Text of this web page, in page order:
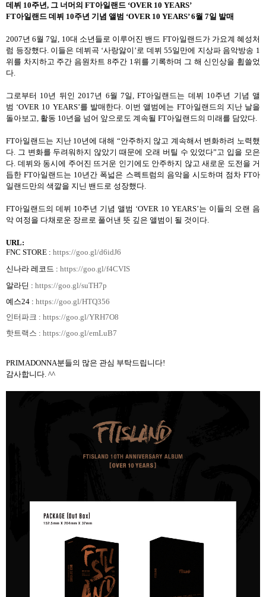
데뷔 10주년, 그 너머의 FT아일랜드 ‘OVER 10 YEARS’
FT아일랜드 데뷔 10주년 기념 앨범 ‘OVER 10 YEARS’ 6월 7일 발매
2007년 6월 7일, 10대 소년들로 이루어진 밴드 FT아일랜드가 가요계 혜성처
럼 등장했다. 이들은 데뷔곡 ‘사랑앓이 ’로 데뷔 55일만에 지상파 음악방송 1
위를 차지하고 주간 음원차트 8주간1위를 기록하며 그 해 신인상을 휩쓸었
다.
그로부터 10년 뒤인 2017년 6월 7일, FT아일랜드는 데뷔 10주년 기념 앨
범 ‘OVER 10 YEARS’를 발매한다. 이번 앨범에는 FT아일랜드의 지난 날을
돌아보고, 활동 10년을 넘어 앞으로도 계속될 FT아일랜드의 미래를 담았다.
FT아일랜드는 지난10년에 대해 “안주하지 않고 계속해서 변화하려 노력했
다. 그 변화를 두려워하지 않았기 때문에 오래 버틸 수 있었다”고 입을 모은
다. 데뷔와 동시에 주어진 뜨거운 인기에도 안주하지 않고 새로운 도전을 거
듭한 FT아일랜드는 10년간 폭넓은 스펙트럼의 음악을 시도하며 점차FT아
일랜드만의 색깔을 지닌 밴드로 성장했다.
FT아일랜드의 데뷔 10주년 기념 앨범 ‘OVER 10 YEARS’는 이들의 오랜 음
악 여정을 다채로운 장르로 풀어낸 뜻 깊은 앨범이 될 것이다.
URL:
FNC STORE : https://goo.gl/d6idJ6
신나라 레코드 : https://goo.gl/f4CVIS
알라딘 : https://goo.gl/suTH7p
예스24 : https://goo.gl/HTQ356
인터파크 : https://goo.gl/YRH7O8
핫트랙스 : https://goo.gl/emLuB7
PRIMADONNA분들의 많은 관심 부탁드립니다!
감사합니다. ^^